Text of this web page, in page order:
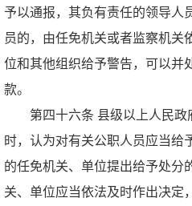
予以通报，其负有责任的领导人
员的，由任免机关或者监察机关
位和其他组织给予警告，可以并
款。
第四十六条 县级以上人民
时，认为对有关公职人员应当给
的任免机关、单位提出给予处分
关、单位应当依法及时作出决定